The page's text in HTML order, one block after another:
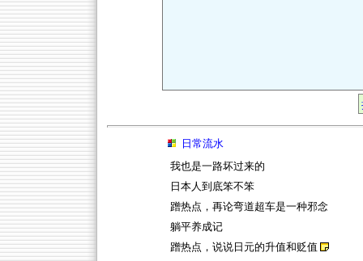
日常流水
我也是一路坏过来的
日本人到底笨不笨
蹭热点，再论弯道超车是一种邪念
躺平养成记
蹭热点，说说日元的升值和贬值